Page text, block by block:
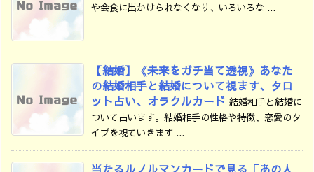
や会食に出かけられなくなり、いろいろな ...
【結婚】《未来をガチ当て透視》あなた
の結婚相手と結婚について視ます、タロ
ット占い、オラクルカード 結婚相手と結婚に
ついて占います。結婚相手の性格や特徴、恋愛のタ
イプを視ていきます ...
当たるルノルマンカードで見る「あの人